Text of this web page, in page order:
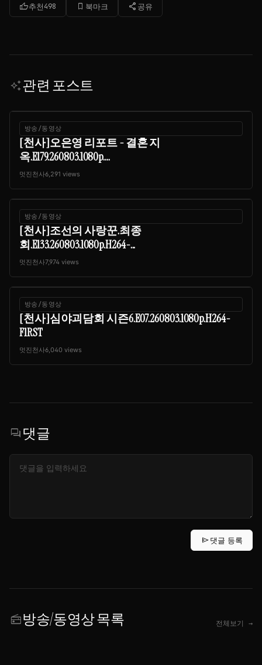
thumb_up추천498 bookmark_border 북마크 share 공유
auto_awesome관련 포스트
방송/동영상
[천사]오은영 리포트 - 결혼 지
옥.E179.260803.1080p....
멋진천사6,291 views
방송/동영상
[천사]조선의 사랑꾼.최종
회.E133.260803.1080p.H264-...
멋진천사7,974 views
방송/동영상
[천사]심야괴담회 시즌6.E07.260803.1080p.H264-
F1RST
멋진천사6,040 views
forum댓글
send댓글 등록
radio방송/동영상 목록 전체보기 →